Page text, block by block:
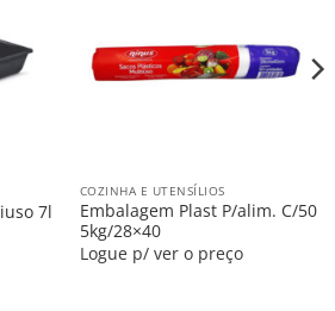
7l
COZINHA E UTENSÍLIOS
Embalagem Plast P/alim. C/50
5kg/28×40
Logue p/ ver o preço